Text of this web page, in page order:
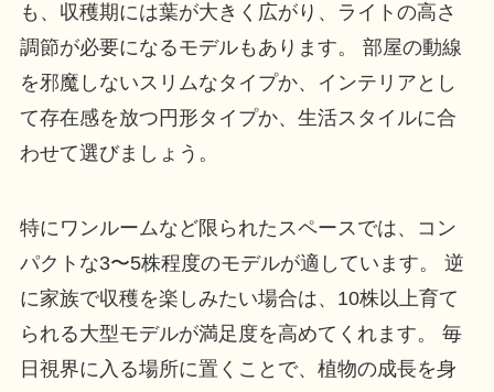
も、収穫期には葉が大きく広がり、ライトの高さ
調節が必要になるモデルもあります。 部屋の動線
を邪魔しないスリムなタイプか、インテリアとし
て存在感を放つ円形タイプか、生活スタイルに合
わせて選びましょう。
特にワンルームなど限られたスペースでは、コン
パクトな3〜5株程度のモデルが適しています。 逆
に家族で収穫を楽しみたい場合は、10株以上育て
られる大型モデルが満足度を高めてくれます。 毎
日視界に入る場所に置くことで、植物の成長を身